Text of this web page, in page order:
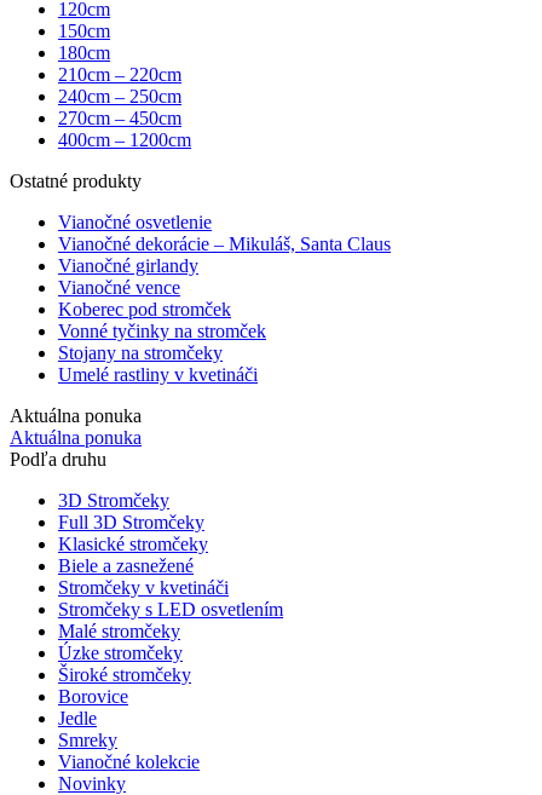
120cm
150cm
180cm
210cm – 220cm
240cm – 250cm
270cm – 450cm
400cm – 1200cm
Ostatné produkty
Vianočné osvetlenie
Vianočné dekorácie – Mikuláš, Santa Claus
Vianočné girlandy
Vianočné vence
Koberec pod stromček
Vonné tyčinky na stromček
Stojany na stromčeky
Umelé rastliny v kvetináči
Aktuálna ponuka
Aktuálna ponuka
Podľa druhu
3D Stromčeky
Full 3D Stromčeky
Klasické stromčeky
Biele a zasnežené
Stromčeky v kvetináči
Stromčeky s LED osvetlením
Malé stromčeky
Úzke stromčeky
Široké stromčeky
Borovice
Jedle
Smreky
Vianočné kolekcie
Novinky